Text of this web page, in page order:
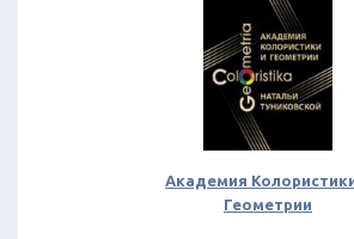
Академия
Геометрии